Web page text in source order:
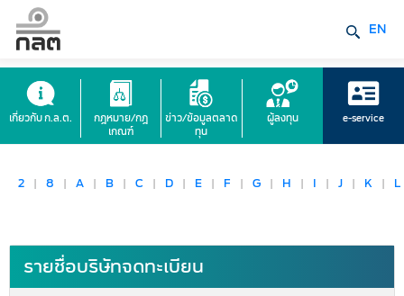
EN
เกี่ยวกับ ก.ล.ต.
กฎหมาย/กฎ
เกณฑ์
ข่าว/ข้อมูลตลาด
ทุน
ผู้ลงทุน e-service
2 | 8 | A | B | C | D | E | F | G | H | I | J | K | L
รายชื่อบริษัทจดทะเบียน